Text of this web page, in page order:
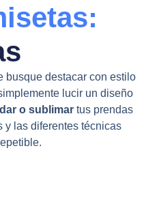
busque destacar con estilo
lucir un diseño
o sublimar tus prendas
y las diferentes técnicas